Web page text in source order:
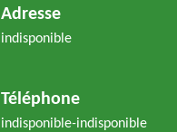
Adresse
indisponible
Téléphone
indisponible-indisponible